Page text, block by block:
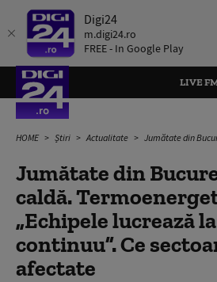
Digi24
m.digi24.ro
FREE - In Google Play
LIVE
HOME Știri Actualitate Jumătate din București, fără apă caldă.
Jumătate din
caldă.
„Echipele lucrează
continuu”. Ce
afectate